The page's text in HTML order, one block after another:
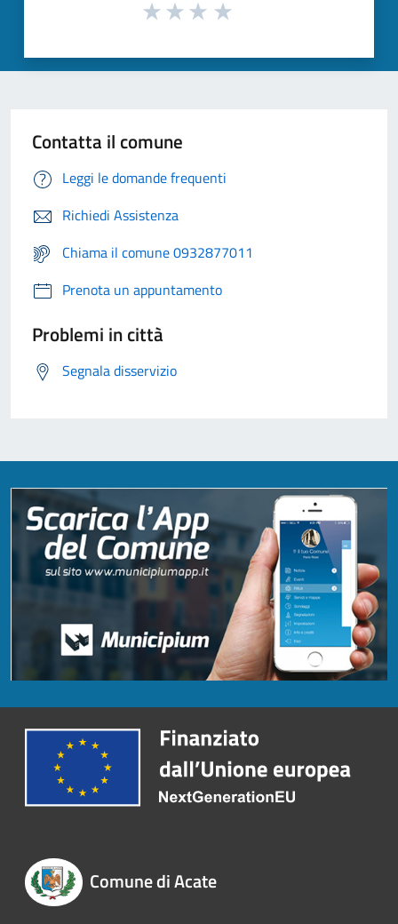
Contatta il comune
Leggi le domande frequenti
Richiedi Assistenza
Chiama il comune 0932877011
Prenota un appuntamento
Problemi in città
Segnala disservizio
Comune di Acate